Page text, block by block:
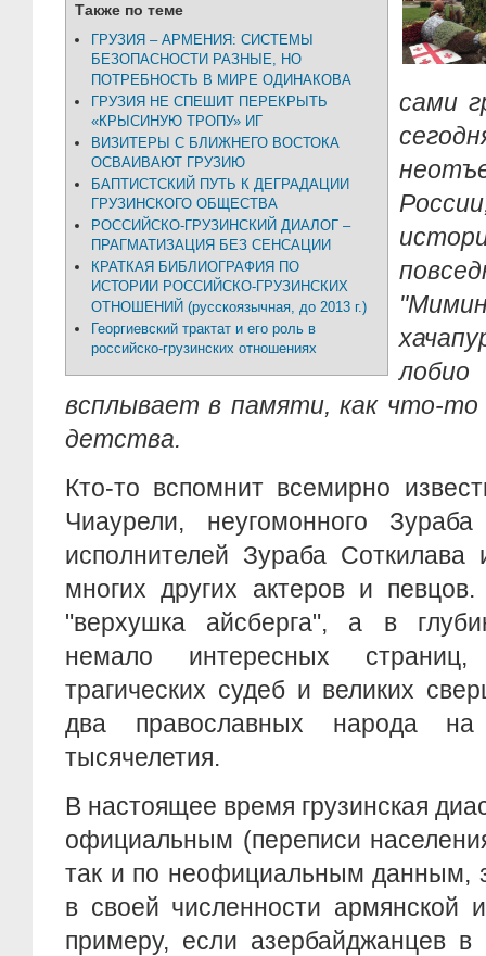
Также по теме
ГРУЗИЯ – АРМЕНИЯ: СИСТЕМЫ
БЕЗОПАСНОСТИ РАЗНЫЕ, НО
ПОТРЕБНОСТЬ В МИРЕ ОДИНАКОВА
ГРУЗИЯ НЕ СПЕШИТ ПЕРЕКРЫТЬ
«КРЫСИНУЮ ТРОПУ» ИГ
ВИЗИТЕРЫ С БЛИЖНЕГО ВОСТОКА
ОСВАИВАЮТ ГРУЗИЮ
БАПТИСТСКИЙ ПУТЬ К ДЕГРАДАЦИИ
ГРУЗИНСКОГО ОБЩЕСТВА
РОССИЙСКО-ГРУЗИНСКИЙ ДИАЛОГ –
ПРАГМАТИЗАЦИЯ БЕЗ СЕНСАЦИИ
КРАТКАЯ БИБЛИОГРАФИЯ ПО
ИСТОРИИ РОССИЙСКО-ГРУЗИНСКИХ
ОТНОШЕНИЙ (русскоязычная, до 2013 г.)
Георгиевский трактат и его роль в
российско-грузинских отношениях
сами
всплывает в памяти, как что-то
детства.
Кто-то вспомнит всемирно
Чиаурели, неугомонного
исполнителей Зураба
многих других актеров и
"верхушка айсберга", а в
немало интересных
трагических судеб и великих
два православных народа на
тысячелетия.
В настоящее время грузинская
официальным (переписи
так и по неофициальным данным,
в своей численности армянской
примеру, если азербайджанцев